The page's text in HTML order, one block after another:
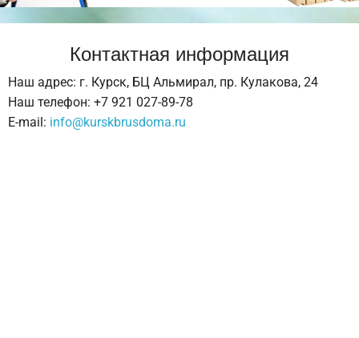
Контактная информация
Наш адрес: г. Курск, БЦ Альмирал, пр. Кулакова, 24
Наш телефон: +7 921 027-89-78
E-mail: info@kurskbrusdoma.ru